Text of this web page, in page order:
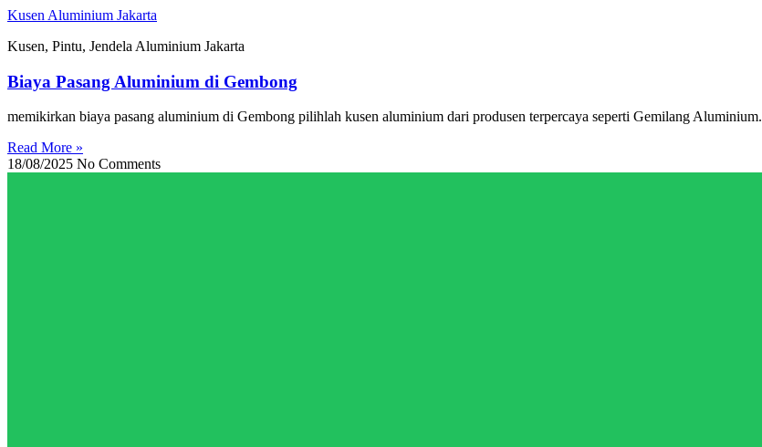
Skip
content
Kusen Aluminium Jakarta
Kusen, Pintu, Jendela Aluminium Jakarta
Biaya Pasang Aluminium di Gembong
memikirkan biaya pasang aluminium di Gembong pilihlah kusen aluminium dari produsen terpercaya seperti Gemilang Aluminium.
Read More »
18/08/2025 No Comments